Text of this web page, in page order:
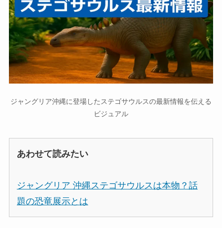
ジャングリア沖縄に登場したステゴサウルスの最新情報を伝える
ビジュアル
あわせて読みたい
ジャングリア 沖縄ステゴサウルスは本物？話
題の恐竜展示とは